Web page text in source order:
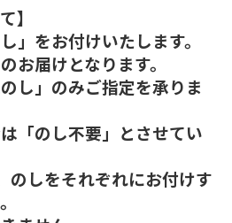
】
」をお付けいたします。
お届けとなります。
し」のみご指定を承りま
「のし不要」とさせてい
しをそれぞれにお付けす